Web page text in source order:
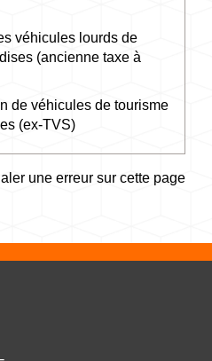
véhicules lourds de
(ancienne taxe à
de véhicules de tourisme
(ex-TVS)
une erreur sur cette page